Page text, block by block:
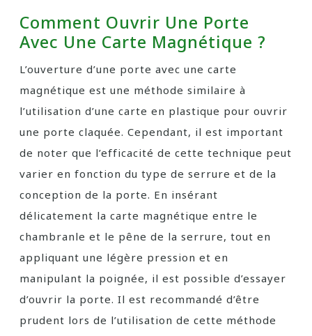
Comment Ouvrir Une Porte
Avec Une Carte Magnétique ?
L’ouverture d’une porte avec une carte
magnétique est une méthode similaire à
l’utilisation d’une carte en plastique pour ouvrir
une porte claquée. Cependant, il est important
de noter que l’efficacité de cette technique peut
varier en fonction du type de serrure et de la
conception de la porte. En insérant
délicatement la carte magnétique entre le
chambranle et le pêne de la serrure, tout en
appliquant une légère pression et en
manipulant la poignée, il est possible d’essayer
d’ouvrir la porte. Il est recommandé d’être
prudent lors de l’utilisation de cette méthode